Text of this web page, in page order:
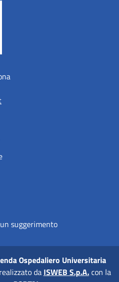
suggerimento
Ospedaliero Universitaria
da ISWEB S.p.A.con la